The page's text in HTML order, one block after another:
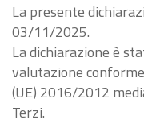
La presente
03/11/2025.
La dichiarazione è
valutazione
(UE) 2016/2012
Terzi.